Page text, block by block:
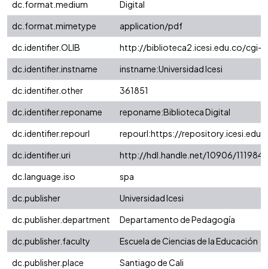
dc.format.medium
Digital
dc.format.mimetype
application/pdf
dc.identifier.OLIB
http://biblioteca2.icesi.edu.co/cgi-
dc.identifier.instname
instname:Universidad Icesi
dc.identifier.other
361851
dc.identifier.reponame
reponame:Biblioteca Digital
dc.identifier.repourl
repourl:https://
dc.identifier.uri
http://hdl.handle.net/10906/111984
dc.language.iso
spa
dc.publisher
Universidad Icesi
dc.publisher.department
Departamento de Pedagogía
dc.publisher.faculty
Escuela de Ciencias de la Educación
dc.publisher.place
Santiago de Cali